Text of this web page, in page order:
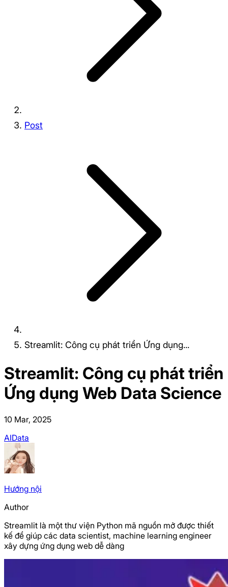
Post
Streamlit: Công cụ phát triển Ứng dụng...
Streamlit: Công cụ phát triển
Ứng dụng Web Data Science
10 Mar, 2025
AIData
Hướng nội
Author
Streamlit là một thư viện Python mã nguồn mở được thiết
kế để giúp các data scientist, machine learning engineer
xây dựng ứng dụng web dễ dàng